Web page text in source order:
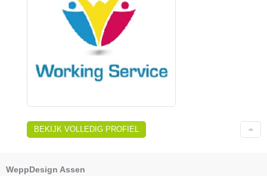
BEKIJK VOLLEDIG PROFIEL
WeppDesign Assen